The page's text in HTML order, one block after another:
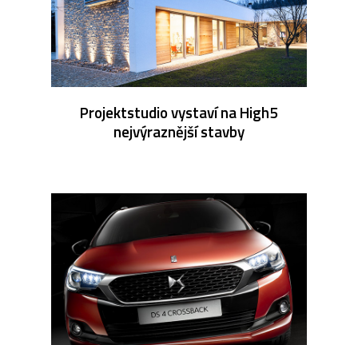
Projektstudio vystaví na High5
nejvýraznější stavby